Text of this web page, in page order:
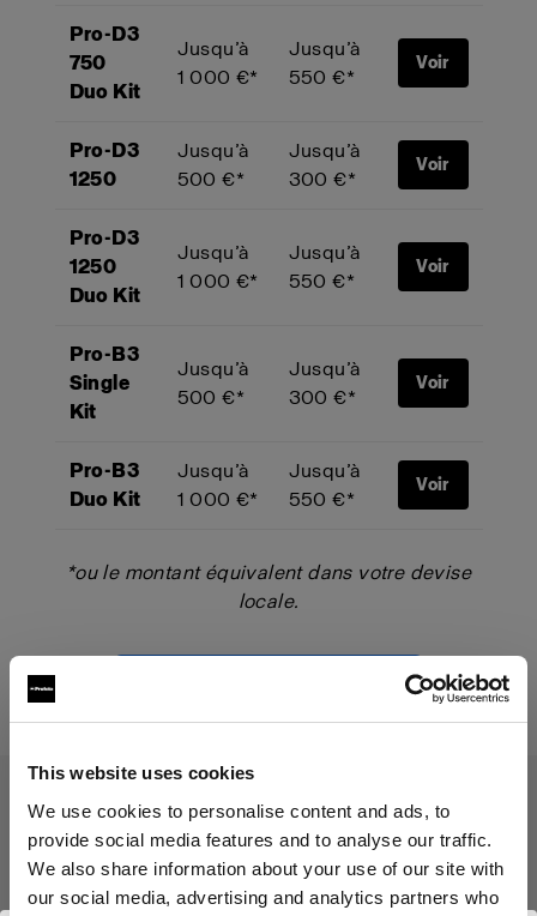
This website uses cookies
We use cookies to personalise content and ads, to
provide social media features and to analyse our traffic.
We also share information about your use of our site with
our social media, advertising and analytics partners who
Pro-D3
750
Duo Kit
Jusqu’à
1 000 €*
Jusqu’à
550 €*
Voir
Pro-D3
1250
Jusqu’à
500 €*
Jusqu’à
300 €*
Voir
Pro-D3
1250
Duo Kit
Jusqu’à
1 000 €*
Jusqu’à
550 €*
Voir
Pro-B3
Single
Kit
Jusqu’à
500 €*
Jusqu’à
300 €*
Voir
Pro-B3
Duo Kit
Jusqu’à
1 000 €*
Jusqu’à
550 €*
Voir
*ou le montant équivalent dans votre devise
locale.
Le programme Trade-Up
s'applique aux produits suivants :